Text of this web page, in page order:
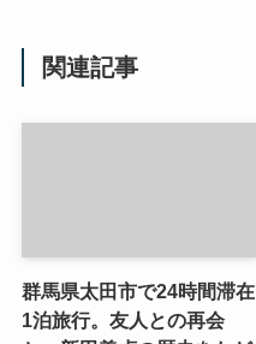
関連記事
群馬県太田市で24時間滞在
1泊旅行。友人との再会